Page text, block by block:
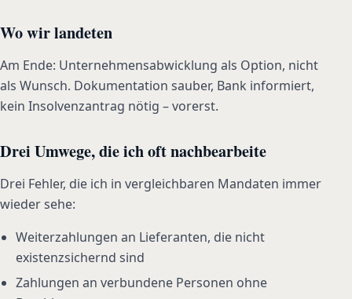
Wo wir landeten
Am Ende: Unternehmensabwicklung als Option, nicht
als Wunsch. Dokumentation sauber, Bank informiert,
kein Insolvenzantrag nötig – vorerst.
Drei Umwege, die ich oft nachbearbeite
Drei Fehler, die ich in vergleichbaren Mandaten immer
wieder sehe:
Weiterzahlungen an Lieferanten, die nicht
existenzsichernd sind
Zahlungen an verbundene Personen ohne